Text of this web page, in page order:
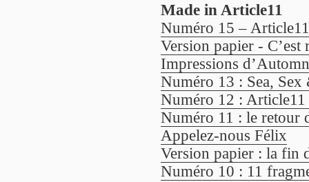
Made in Article11
Numéro 15 –
Version papier -
Impressions
Numéro 13 : Sea,
Numéro 12 :
Numéro 11 : le retour
Appelez-nous Félix
Version papier : la fin
Numéro 10 : 11